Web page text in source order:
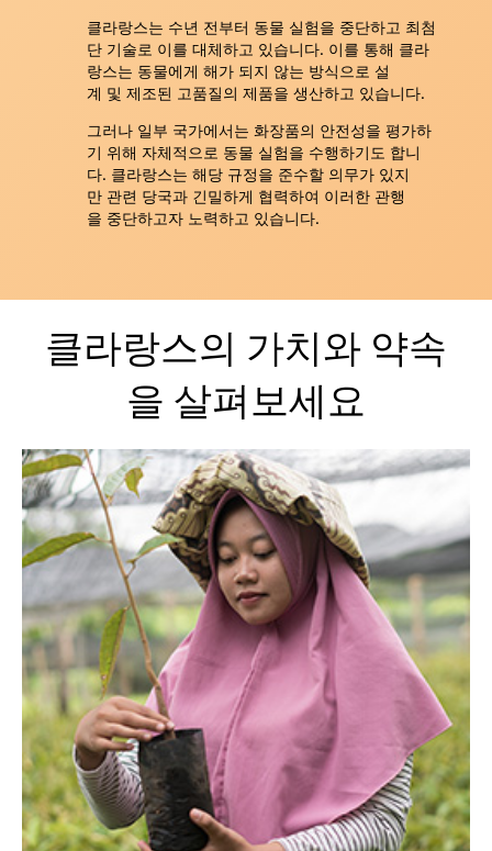
클라랑스는 수년 전부터 동물 실험을 중단하고 최첨
단 기술로 이를 대체하고 있습니다. 이를 통해 클라
랑스는 동물에게 해가 되지 않는 방식으로 설
계 및 제조된 고품질의 제품을 생산하고 있습니다.
그러나 일부 국가에서는 화장품의 안전성을 평가하
기 위해 자체적으로 동물 실험을 수행하기도 합니
다. 클라랑스는 해당 규정을 준수할 의무가 있지
만 관련 당국과 긴밀하게 협력하여 이러한 관행
을 중단하고자 노력하고 있습니다.
클라랑스의 가치와 약속
을 살펴보세요